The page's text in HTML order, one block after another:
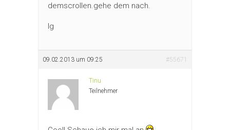
demscrollen.gehe dem nach.
lg
09.02.2013 um 09:25 #55671
Tinu
Teilnehmer